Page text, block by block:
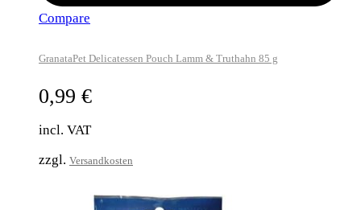
Compare
GranataPet Delicatessen Pouch Lamm & Truthahn 85 g
0,99 €
incl. VAT
zzgl. Versandkosten